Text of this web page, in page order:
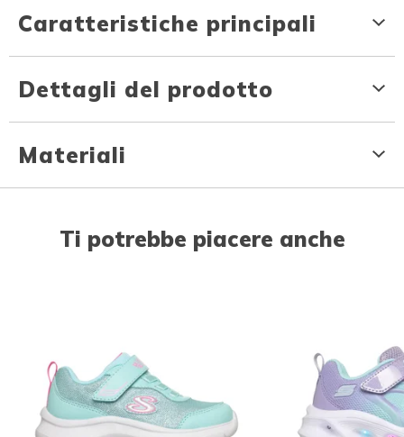
Caratteristiche principali
Dettagli del prodotto
Materiali
Ti potrebbe piacere anche